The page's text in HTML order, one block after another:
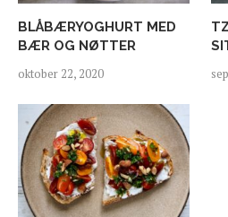
BLÅBÆRYOGHURT MED
BÆR OG NØTTER
oktober 22, 2020